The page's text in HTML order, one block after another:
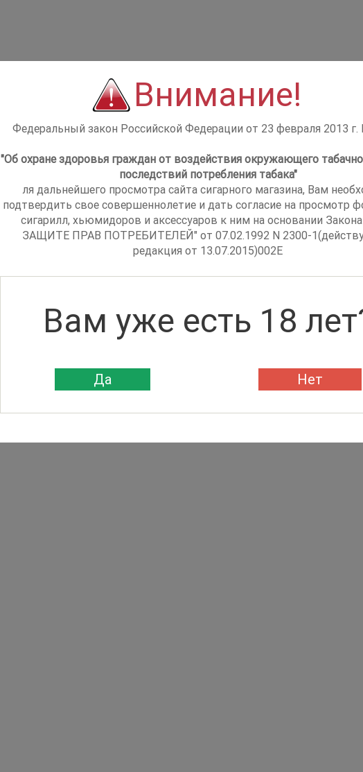
Внимание!
Федеральный закон Российской Федерации от 23 февраля 2013
"Об охране здоровья граждан от воздействия окружающего
последствий потребления табака"
ля дальнейшего просмотра сайта сигарного магазина, Вам
подтвердить свое совершеннолетие и дать согласие на просмотр
сигарилл, хьюмидоров и аксессуаров к ним на основании
ЗАЩИТЕ ПРАВ ПОТРЕБИТЕЛЕЙ" от 07.02.1992 N 2300-
редакция от 13.07.2015)002E
Вам уже есть 18
Да Нет